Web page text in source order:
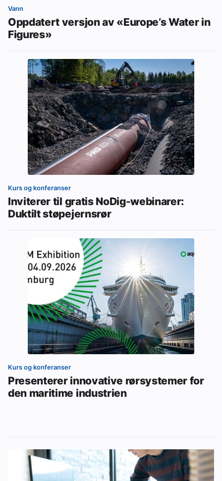
Vann
Oppdatert versjon av «Europe’s Water in
Figures»
Kurs og konferanser
Inviterer til gratis NoDig-webinarer:
Duktilt støpejernsrør
Kurs og konferanser
Presenterer innovative rørsystemer for
den maritime industrien